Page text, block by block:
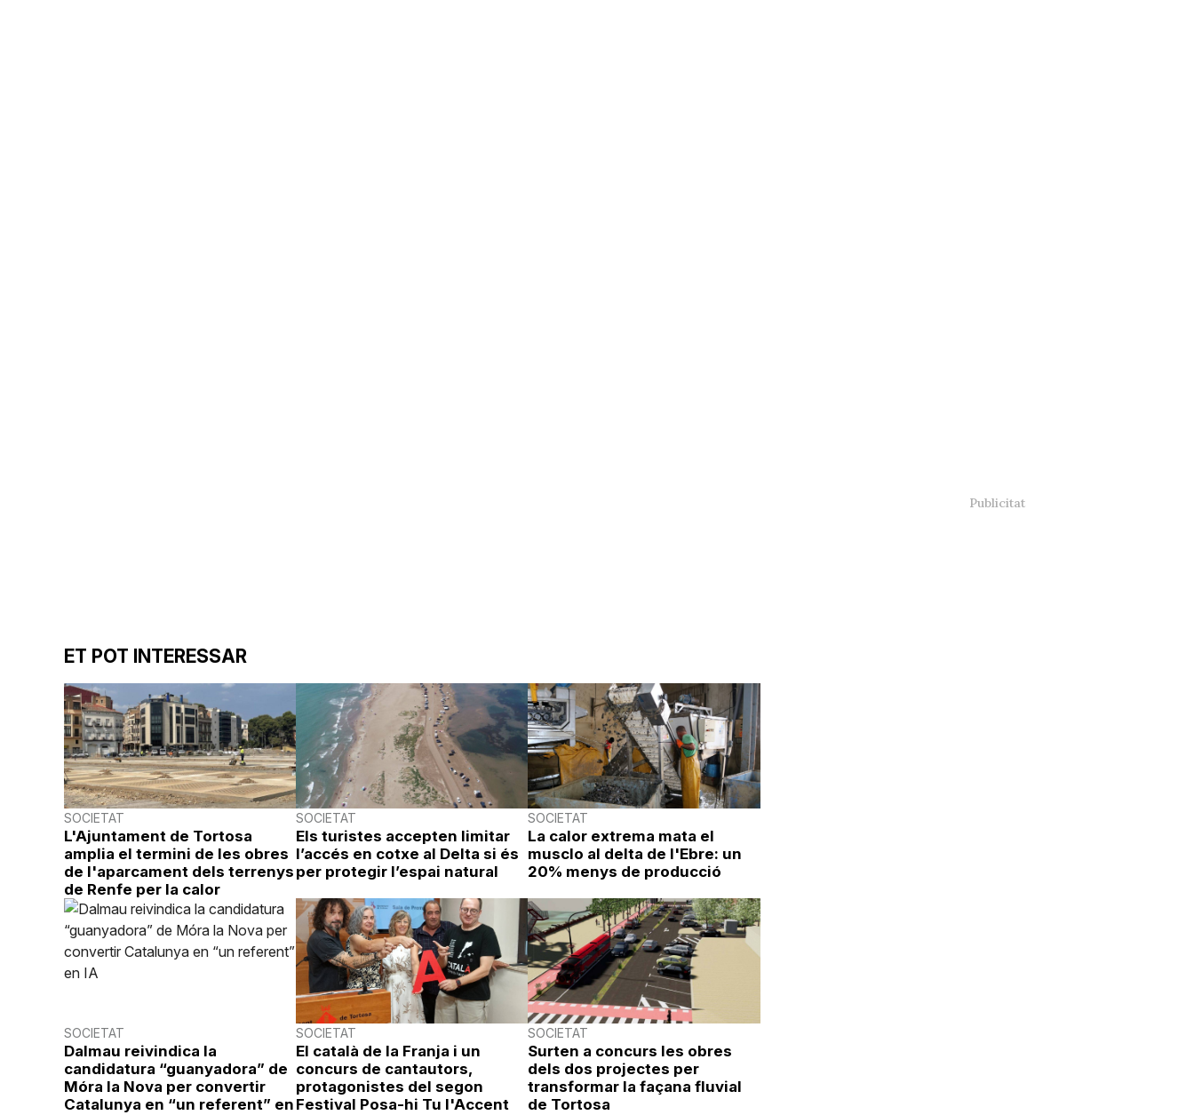
ET POT INTERESSAR
SOCIETAT
L'Ajuntament de Tortosa
amplia el termini de les obres
de l'aparcament dels terrenys
de Renfe per la calor
SOCIETAT
Els turistes accepten limitar
l’accés en cotxe al Delta si és
per protegir l’espai natural
SOCIETAT
La calor extrema mata el
musclo al delta de l'Ebre: un
20% menys de producció
SOCIETAT
Dalmau reivindica la
candidatura “guanyadora” de
Móra la Nova per convertir
Catalunya en “un referent” en
SOCIETAT
El català de la Franja i un
concurs de cantautors,
protagonistes del segon
Festival Posa-hi Tu l'Accent
SOCIETAT
Surten a concurs les obres
dels dos projectes per
transformar la façana fluvial
de Tortosa